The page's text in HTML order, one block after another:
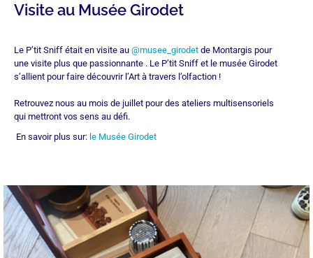
Visite au Musée Girodet
Le P’tit Sniff était en visite au @musee_girodet de Montargis pour
une visite plus que passionnante . Le P’tit Sniff et le musée Girodet
s’allient pour faire découvrir l’Art à travers l’olfaction !
Retrouvez nous au mois de juillet pour des ateliers multisensoriels
qui mettront vos sens au défi.
En savoir plus sur: le Musée Girodet